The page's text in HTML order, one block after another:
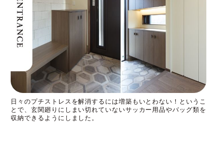
日々のプチストレスを解消するには増築もいとわない！というこ
とで、玄関廻りにしまい切れていないサッカー用品やバッグ類を
収納できるようにしました。